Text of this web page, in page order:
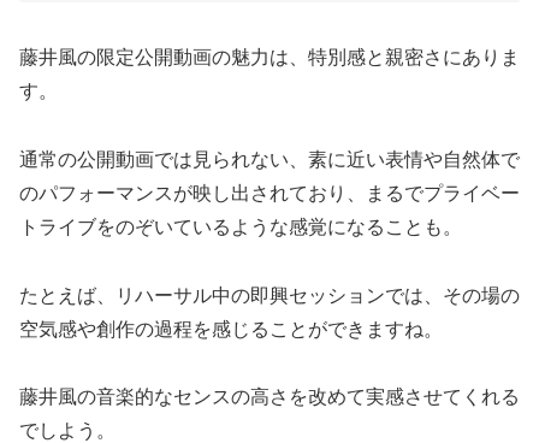
藤井風の限定公開動画の魅力は、特別感と親密さにありま
す。
通常の公開動画では見られない、素に近い表情や自然体で
のパフォーマンスが映し出されており、まるでプライベー
トライブをのぞいているような感覚になることも。
たとえば、リハーサル中の即興セッションでは、その場の
空気感や創作の過程を感じることができますね。
藤井風の音楽的なセンスの高さを改めて実感させてくれる
でしよう。